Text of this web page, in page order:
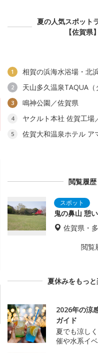
夏の人気スポット
【佐賀県】
1 相賀の浜海水浴場・北
2 天山多久温泉TAQUA
3 鳴神公園／佐賀県
4 ヤクルト本社 佐賀工場
5
佐賀大和温泉ホテル ア
閲覧履歴
鬼の鼻山 憩
佐賀県・
閲覧
夏休みをもっ
2026年の涼
ガイド
夏でも涼し
催や水系イ